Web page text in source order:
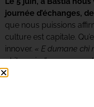
journée d’échanges,
que nous puissions
culture est capitale.
innover. « E dumane chì
ghitarra ind’ a canzona
chì « Soli, soli ùn
avanzà ver’di u rinnovu